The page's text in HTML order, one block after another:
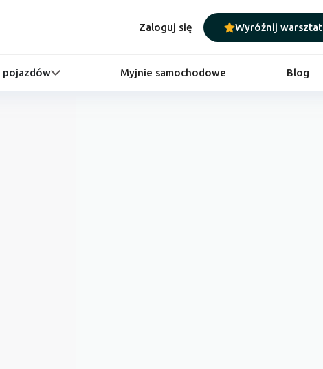
Zaloguj się Wyróżnij warsztat
pojazdów Myjnie samochodowe Blog